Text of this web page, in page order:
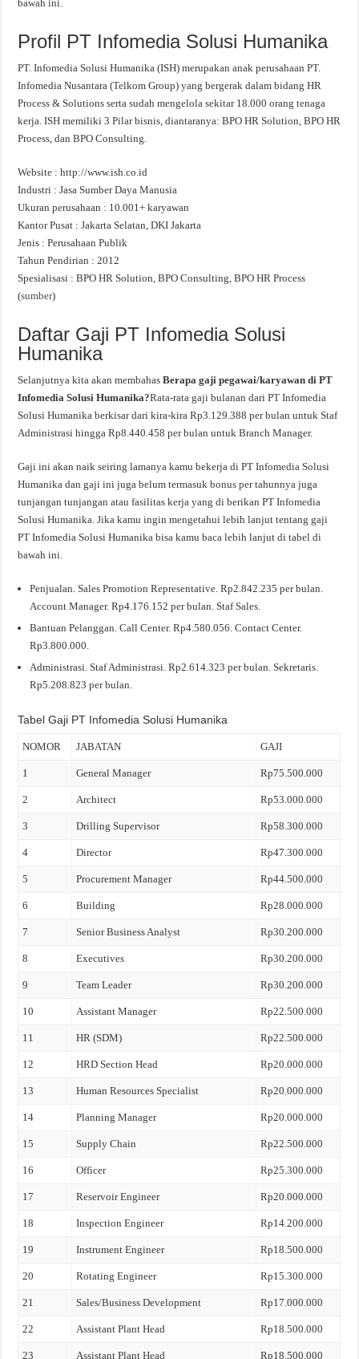
bawah ini.
Profil PT Infomedia Solusi Humanika
PT. Infomedia Solusi Humanika (ISH) merupakan anak perusahaan PT.
Infomedia Nusantara (Telkom Group) yang bergerak dalam bidang HR
Process & Solutions serta sudah mengelola sekitar 18.000 orang tenaga
kerja. ISH memiliki 3 Pilar bisnis, diantaranya: BPO HR Solution, BPO HR
Process, dan BPO Consulting.
Website : http://www.ish.co.id
Industri : Jasa Sumber Daya Manusia
Ukuran perusahaan : 10.001+ karyawan
Kantor Pusat : Jakarta Selatan, DKI Jakarta
Jenis : Perusahaan Publik
Tahun Pendirian : 2012
Spesialisasi : BPO HR Solution, BPO Consulting, BPO HR Process
(sumber)
Daftar Gaji PT Infomedia Solusi
Humanika
Selanjutnya kita akan membahasBerapa gaji pegawai/karyawan di PT
Infomedia Solusi Humanika?Rata-rata gaji bulanan dari PT Infomedia
Solusi Humanika berkisar dari kira-kira Rp3.129.388 per bulan untuk Staf
Administrasi hingga Rp8.440.458 per bulan untuk Branch Manager.
Gaji ini akan naik seiring lamanya kamu bekerja di PT Infomedia Solusi
Humanika dan gaji ini juga belum termasuk bonus per tahunnya juga
tunjangan tunjangan atau fasilitas kerja yang di berikan PT Infomedia
Solusi Humanika. Jika kamu ingin mengetahui lebih lanjut tentang gaji
PT Infomedia Solusi Humanika bisa kamu baca lebih lanjut di tabel di
bawah ini.
Penjualan. Sales Promotion Representative. Rp2.842.235 per bulan.
Account Manager. Rp4.176.152 per bulan. Staf Sales.
Bantuan Pelanggan. Call Center. Rp4.580.056. Contact Center.
Rp3.800.000.
Administrasi. Staf Administrasi. Rp2.614.323 per bulan. Sekretaris.
Rp5.208.823 per bulan.
Tabel Gaji PT Infomedia Solusi Humanika
NOMOR JABATAN GAJI
1 General Manager Rp75.500.000
2 Architect Rp53.000.000
3 Drilling Supervisor Rp58.300.000
4 Director Rp47.300.000
5 Procurement Manager Rp44.500.000
6 Building Rp28.000.000
7 Senior Business Analyst Rp30.200.000
8 Executives Rp30.200.000
9 Team Leader Rp30.200.000
10 Assistant Manager Rp22.500.000
11 HR (SDM) Rp22.500.000
12 HRD Section Head Rp20.000.000
13 Human Resources Specialist Rp20.000.000
14 Planning Manager Rp20.000.000
15 Supply Chain Rp22.500.000
16 Officer Rp25.300.000
17 Reservoir Engineer Rp20.000.000
18 Inspection Engineer Rp14.200.000
19 Instrument Engineer Rp18.500.000
20 Rotating Engineer Rp15.300.000
21 Sales/Business Development Rp17.000.000
22 Assistant Plant Head Rp18.500.000
23 Assistant Plant Head Rp18.500.000